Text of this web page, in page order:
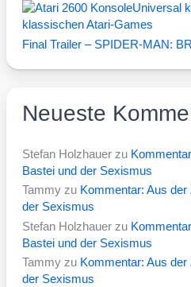
Universal
klassischen Atari-Games
Final Trailer – SPIDER-MAN:
Neueste
Stefan Holzhauer zu
Bastei und der Sexismus
Tammy zu Kommentar: Aus der
der Sexismus
Stefan Holzhauer zu
Bastei und der Sexismus
Tammy zu Kommentar: Aus der
der Sexismus